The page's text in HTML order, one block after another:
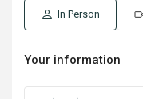
In Person
Your information